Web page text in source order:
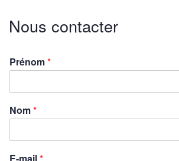
Nous contacter
Prénom*
Nom*
E-mail*